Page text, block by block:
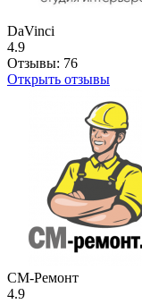
DaVinci
4.9
Отзывы: 76
Открыть отзывы
СМ-Ремонт
4.9